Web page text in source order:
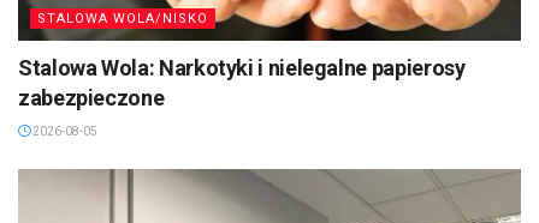
STALOWA WOLA/NISKO
Stalowa Wola: Narkotyki i nielegalne papierosy
zabezpieczone
2026-08-05